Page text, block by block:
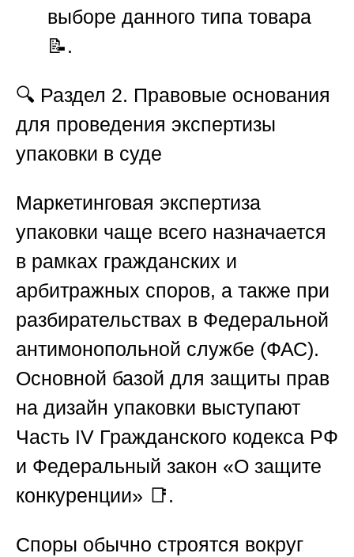
выборе данного типа товара
📝.
🔍 Раздел 2. Правовые основания
для проведения экспертизы
упаковки в суде
Маркетинговая экспертиза
упаковки чаще всего назначается
в рамках гражданских и
арбитражных споров, а также при
разбирательствах в Федеральной
антимонопольной службе (ФАС).
Основной базой для защиты прав
на дизайн упаковки выступают
Часть IV Гражданского кодекса РФ
и Федеральный закон «О защите
конкуренции» 📑.
Споры обычно строятся вокруг